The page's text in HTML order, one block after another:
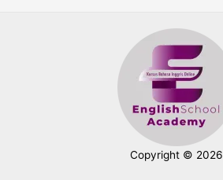
Copyright © 2026